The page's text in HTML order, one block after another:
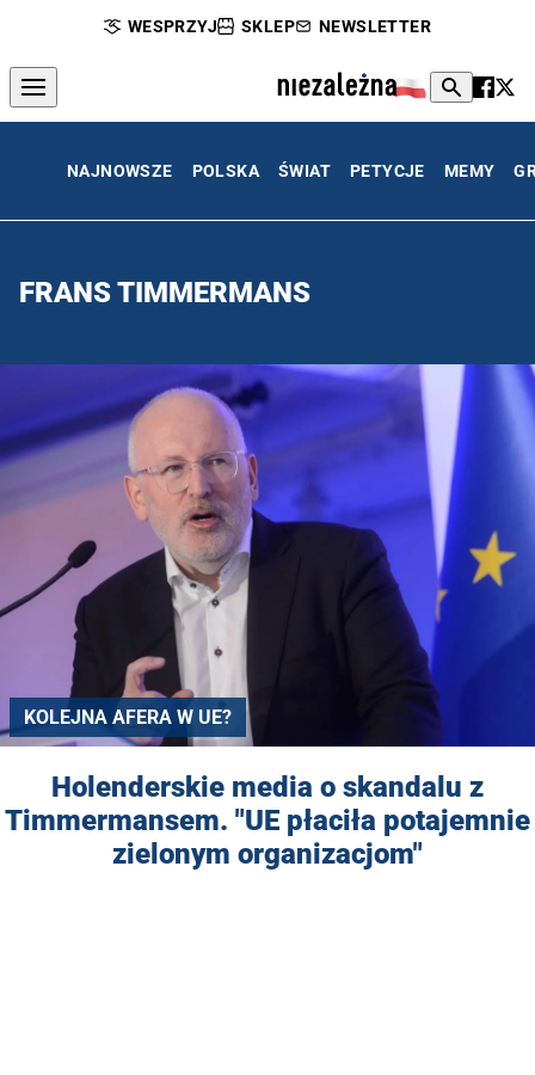
WESPRZYJ SKLEP NEWSLETTER
NAJNOWSZE POLSKA ŚWIAT PETYCJE MEMY
FRANS TIMMERMANS
KOLEJNA AFERA W UE?
Holenderskie media o skandalu z
Timmermansem. "UE płaciła potajemnie
zielonym organizacjom"